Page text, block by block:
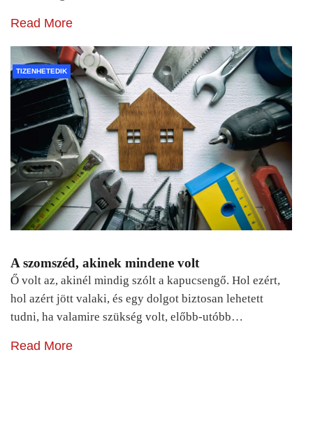
Read More
TIZENHETEDIK
A szomszéd, akinek mindene volt
Ő volt az, akinél mindig szólt a kapucsengő. Hol ezért,
hol azért jött valaki, és egy dolgot biztosan lehetett
tudni, ha valamire szükség volt, előbb-utóbb…
Read More